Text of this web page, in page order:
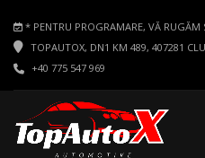
* PENTRU PROGRAMARE, VĂ
TOPAUTOX, DN1 KM 489, 407281
+40 775 547 969